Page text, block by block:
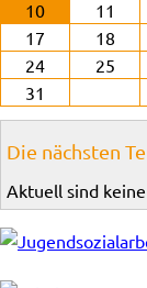
10
11
17
18
24
25
31
Die nächsten
Aktuell sind